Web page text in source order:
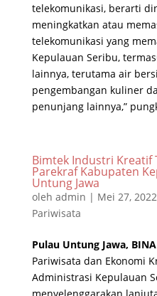
telekomunikasi, berarti
meningkatkan atau
telekomunikasi yang
Kepulauan Seribu,
lainnya, terutama air
pengembangan kuliner
penunjang lainnya,”
Bimtek Industri Kreatif
Parekraf Kabupaten
Untung Jawa
oleh admin | Mei 27, 2022
Pariwisata
Pulau Untung Jawa,
Pariwisata dan Ekonomi
Administrasi Kepulauan